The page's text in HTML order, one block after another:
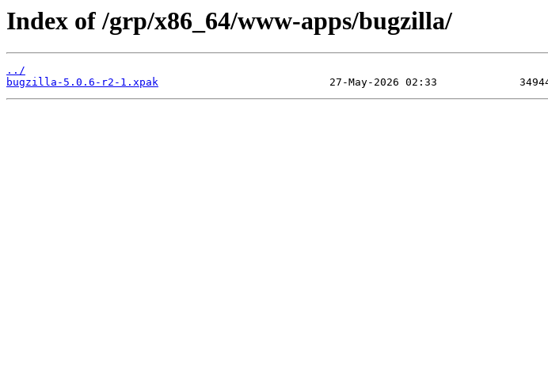
Index of /grp/x86_64/www-apps/bugzilla/
../
bugzilla-5.0.6-r2-1.xpak